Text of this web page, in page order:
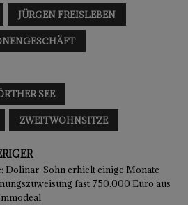
JÜRGEN FREISLEBEN
SEE
ZWEITWOHNSITZE
Dolinar-Sohn erhielt einige Monate
fast 750.000 Euro aus